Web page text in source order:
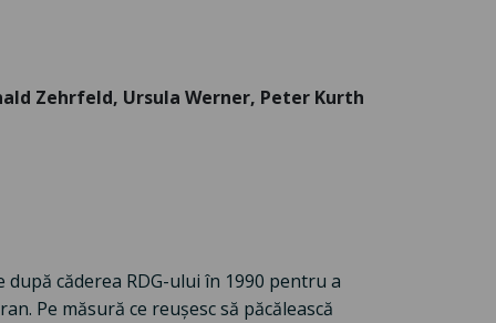
Zehrfeld, Ursula Werner, Peter Kurth
căderea RDG-ului în 1990 pentru a
Pe măsură ce reușesc să păcălească